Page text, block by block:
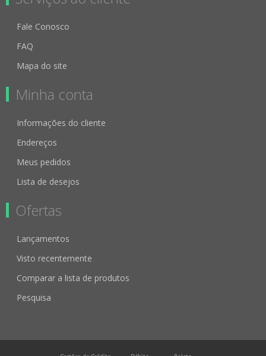
Fale Conosco
FAQ
Mapa do site
Minha conta
Informações do cliente
Endereços
Meus pedidos
Lista de desejos
Ofertas
Lançamentos
Visto recentemente
Comparar a lista de produtos
Pesquisa